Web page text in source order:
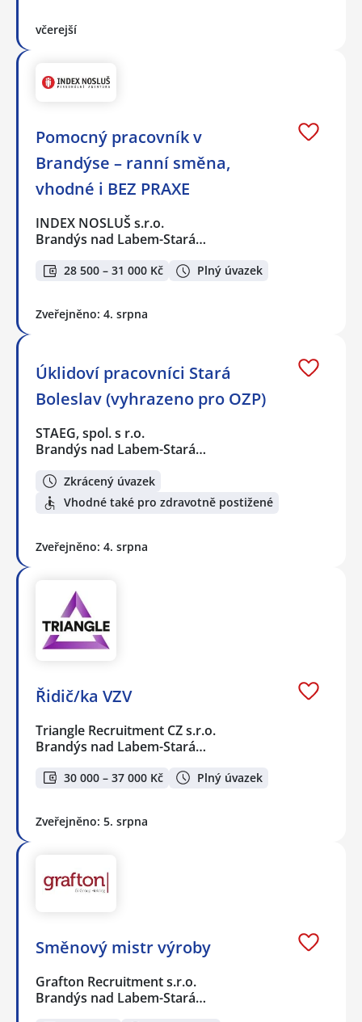
včerejší
Pomocný pracovník v
Brandýse – ranní směna,
vhodné i BEZ PRAXE
INDEX NOSLUŠ s.r.o.
Brandýs nad Labem-Stará…
28 500 – 31 000 Kč Plný úvazek
Zveřejněno: 4. srpna
Úklidoví pracovníci Stará
Boleslav (vyhrazeno pro OZP)
STAEG, spol. s r.o.
Brandýs nad Labem-Stará…
Zkrácený úvazek
Vhodné také pro zdravotně postižené
Zveřejněno: 4. srpna
Řidič/ka VZV
Triangle Recruitment CZ s.r.o.
Brandýs nad Labem-Stará…
30 000 – 37 000 Kč Plný úvazek
Zveřejněno: 5. srpna
Směnový mistr výroby
Grafton Recruitment s.r.o.
Brandýs nad Labem-Stará…